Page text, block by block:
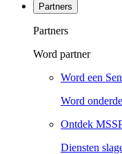
Partners
Partners
Word partner
Word een
Word
Ontdek
Diensten